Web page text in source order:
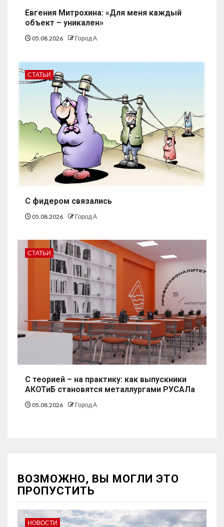
Евгения Митрохина: «Для меня каждый
объект – уникален»
05.08.2026 Город А
СТАТЬИ
С фидером связались
05.08.2026 Город А
СТАТЬИ
С теорией – на практику: как выпускники
АКОТиБ становятся металлургами РУСАЛа
05.08.2026 Город А
ВОЗМОЖНО, ВЫ МОГЛИ ЭТО
ПРОПУСТИТЬ
НОВОСТИ